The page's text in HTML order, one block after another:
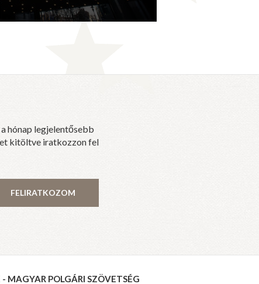
hónap legjelentősebb
kitöltve iratkozzon fel
FELIRATKOZOM
- MAGYAR POLGÁRI SZÖVETSÉG